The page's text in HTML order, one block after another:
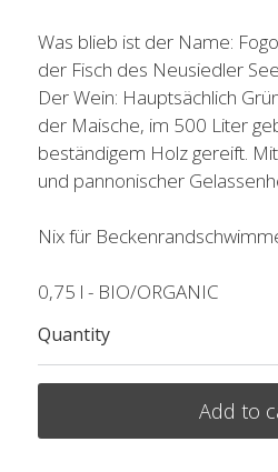
Was blieb ist der Name:
der Fisch des Neusiedler
Der Wein: Hauptsächlich
der Maische, im 500 Liter
beständigem Holz gereift.
und pannonischer
Nix für
0,75 l - BIO/ORGANIC
Quantity
Add to